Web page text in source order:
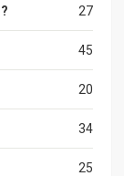
27
45
20
34
25